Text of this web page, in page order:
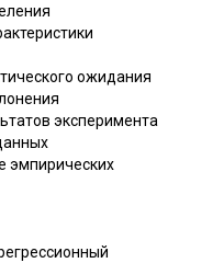
ожидания
эксперимента
эмпирических